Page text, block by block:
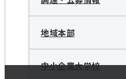
地域本部
中小企業大学校